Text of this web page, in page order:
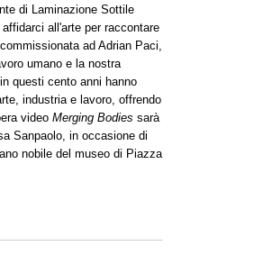
di Laminazione Sottile
all'arte per raccontare
ad Adrian Paci,
umano e la nostra
questi cento anni hanno
industria e lavoro, offrendo
video Merging Bodies sarà
Sanpaolo, in occasione di
nobile del museo di Piazza